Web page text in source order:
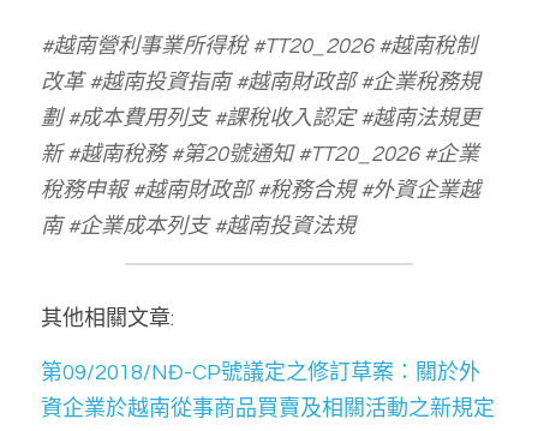
#越南營利事業所得稅 #TT20_2026 #越南稅制
改革 #越南投資指南 #越南財政部 #企業稅務規
劃 #成本費用列支 #課稅收入認定 #越南法規更
新 #越南稅務 #第20號通知 #TT20_2026 #企業
稅務申報 #越南財政部 #稅務合規 #外資企業越
南 #企業成本列支 #越南投資法規
其他相關文章:
第09/2018/NĐ-CP號議定之修訂草案：關於外
資企業於越南從事商品買賣及相關活動之新規定